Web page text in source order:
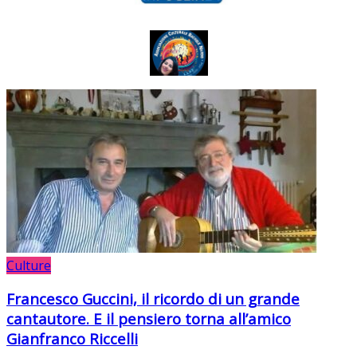
Culture
Francesco Guccini, il ricordo di un grande
cantautore. E il pensiero torna all’amico
Gianfranco Riccelli